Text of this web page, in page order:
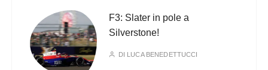
F3: Slater in pole a
Silverstone!
DI LUCA BENEDETTUCCI